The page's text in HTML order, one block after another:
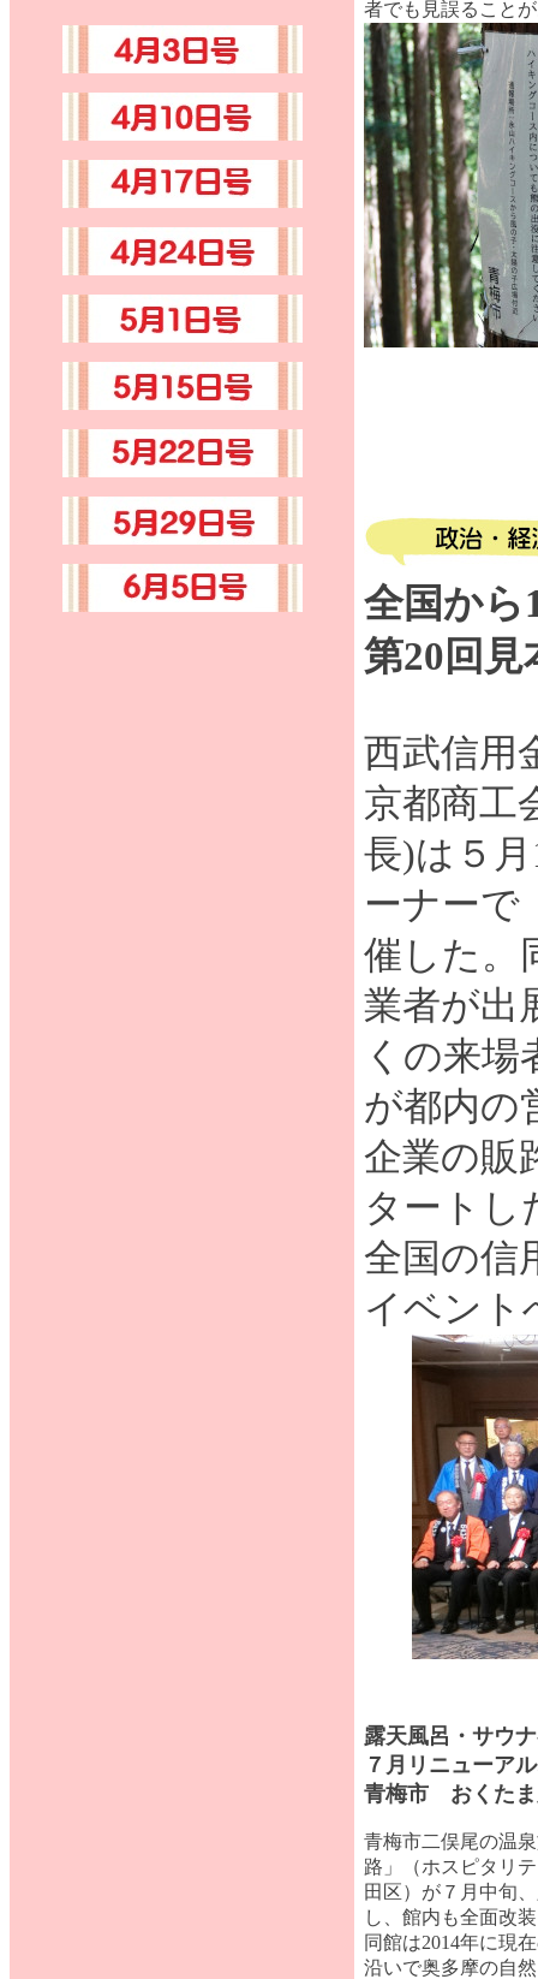
者でも見誤ること
全国から
第20回
西武信用
京都商工
長)は５
ーナーで
催した。
業者が出
くの来
が都内の
企業の販
タートし
全国の信
イベント
露天風呂・サウ
７月リニューア
青梅市 おくた
青梅市二俣尾の温
路」（ホスピタリ
田区）が７月中旬
し、館内も全面改
同館は2014年に現
沿いで奥多摩の自